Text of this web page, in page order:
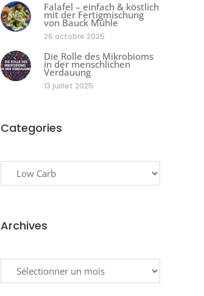
Falafel – einfach & köstlich
mit der Fertigmischung
von Bauck Mühle
26 octobre 2025
Die Rolle des Mikrobioms
in der menschlichen
Verdauung
13 juillet 2025
Categories
Archives